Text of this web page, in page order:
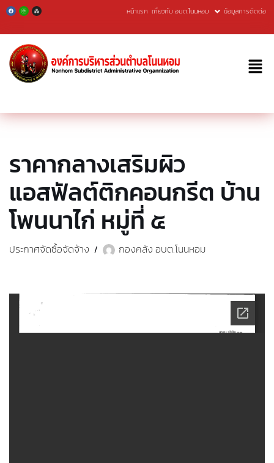
Skip
to
content
หน้าแรก เกี่ยวกับ อบต.โนนหอม ข้อมูลการติดต่อ
ราคากลางเสริมผิว
แอสฟัลต์ติกคอนกรีต บ้าน
โพนนาไก่ หมู่ที่ ๕
ประกาศจัดซื้อจัดจ้าง กองคลัง อบต.โนนหอม